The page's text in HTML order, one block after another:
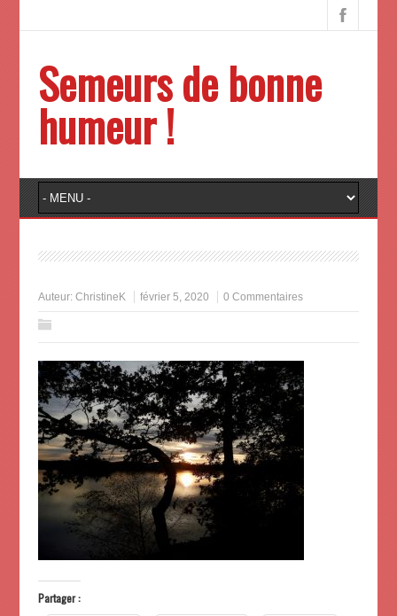
Semeurs de bonne
humeur !
Auteur: ChristineK février 5, 2020 0 Commentaires
Partager :